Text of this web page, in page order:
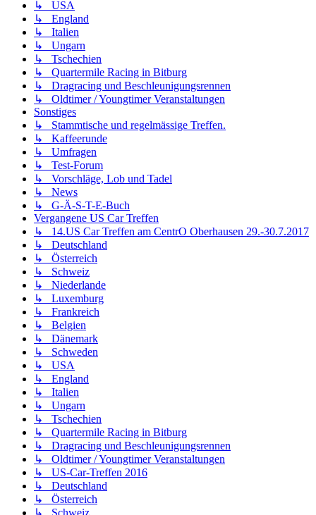
↳ USA
↳ England
↳ Italien
↳ Ungarn
↳ Tschechien
↳ Quartermile Racing in Bitburg
↳ Dragracing und Beschleunigungsrennen
↳ Oldtimer / Youngtimer Veranstaltungen
Sonstiges
↳ Stammtische und regelmässige Treffen.
↳ Kaffeerunde
↳ Umfragen
↳ Test-Forum
↳ Vorschläge, Lob und Tadel
↳ News
↳ G-Ä-S-T-E-Buch
Vergangene US Car Treffen
↳ 14.US Car Treffen am CentrO Oberhausen 29.-30.7.2017
↳ Deutschland
↳ Österreich
↳ Schweiz
↳ Niederlande
↳ Luxemburg
↳ Frankreich
↳ Belgien
↳ Dänemark
↳ Schweden
↳ USA
↳ England
↳ Italien
↳ Ungarn
↳ Tschechien
↳ Quartermile Racing in Bitburg
↳ Dragracing und Beschleunigungsrennen
↳ Oldtimer / Youngtimer Veranstaltungen
↳ US-Car-Treffen 2016
↳ Deutschland
↳ Österreich
↳ Schweiz